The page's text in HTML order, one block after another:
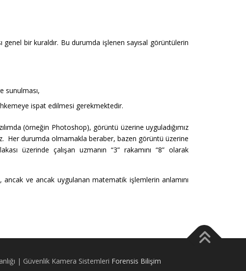
bir kuraldır. Bu durumda işlenen sayısal görüntülerin
sunulması,
ispat edilmesi gerekmektedir.
(örneğin Photoshop), görüntü üzerine uyguladığımız
Her durumda olmamakla beraber, bazen görüntü üzerine
üzerinde çalışan uzmanın “3” rakamını “8” olarak
ancak ve ancak uygulanan matematik işlemlerin anlamını
| Güvenlik Kamera Sistemleri Forensis Bilişim